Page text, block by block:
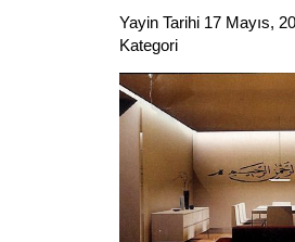
Yayin Tarihi 17 Mayıs,
Kategori